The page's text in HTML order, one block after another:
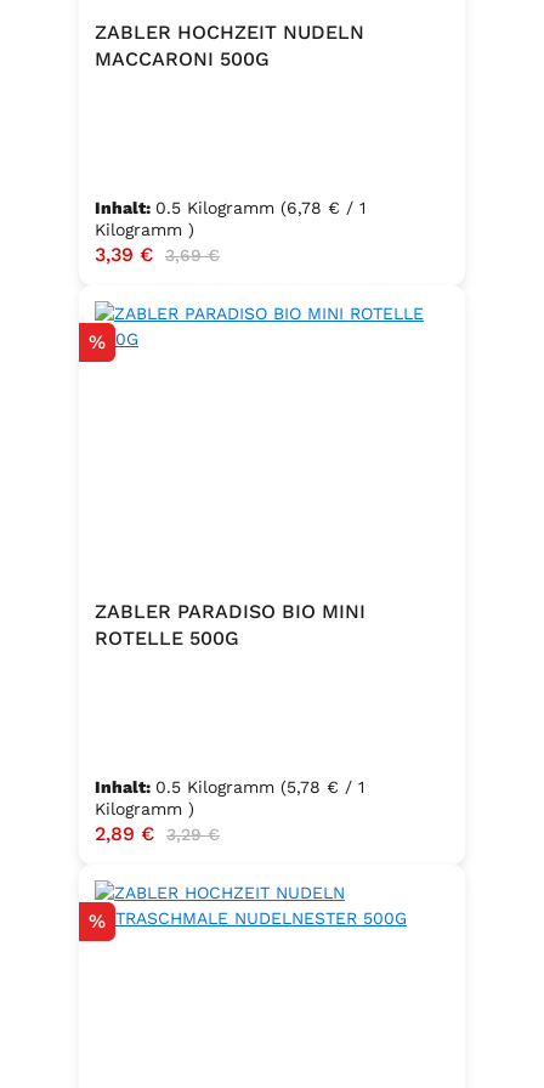
ZABLER HOCHZEIT NUDELN
MACCARONI 500G
Inhalt: 0.5 Kilogramm (6,78 € / 1
Kilogramm )
Verkaufspreis:
3,39 € Regulärer Preis:
3,69 €
Rabatt
%
ZABLER PARADISO BIO MINI
ROTELLE 500G
Inhalt: 0.5 Kilogramm (5,78 € / 1
Kilogramm )
Verkaufspreis:
2,89 € Regulärer Preis:
3,29 €
Rabatt
%